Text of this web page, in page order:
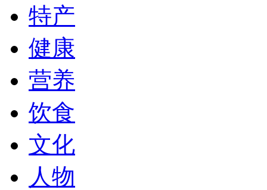
特产
健康
营养
饮食
文化
人物